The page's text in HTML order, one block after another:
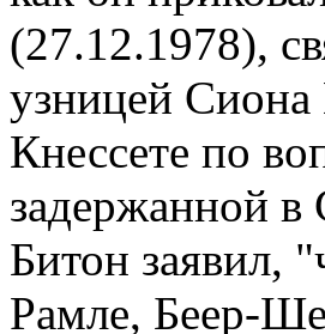
(27.12.1978),
узницей Сиона
Кнессете по
задержанной
Битон заявил,
Рамле, Беер-